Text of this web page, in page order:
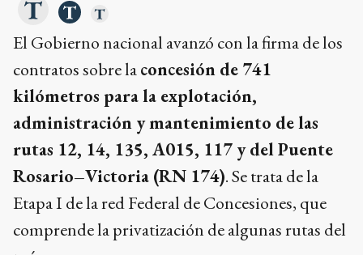
El Gobierno nacional avanzó con la firma de los
contratos sobre laconcesión de 741
kilómetros para la explotación,
administración y mantenimiento de las
rutas 12, 14, 135, A015, 117 y del Puente
Rosario–Victoria (RN 174). Se trata de la
Etapa I de la red Federal de Concesiones, que
comprende la privatización de algunas rutas del